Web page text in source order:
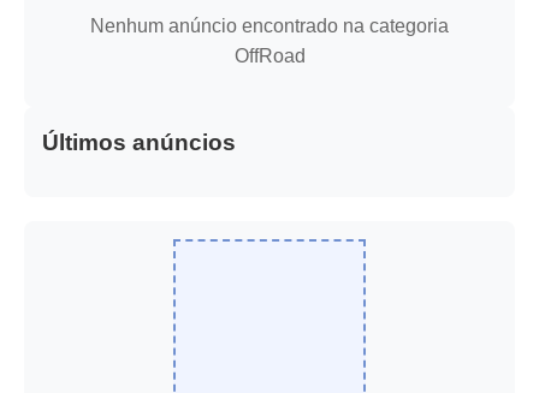
Nenhum anúncio encontrado na categoria
OffRoad
Últimos anúncios